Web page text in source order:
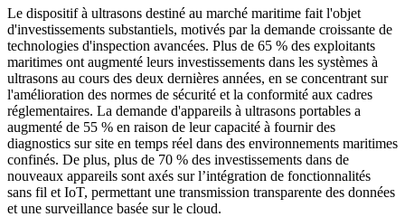
Le dispositif à ultrasons destiné au marché maritime fait l'objet
d'investissements substantiels, motivés par la demande croissante de
technologies d'inspection avancées. Plus de 65 % des exploitants
maritimes ont augmenté leurs investissements dans les systèmes à
ultrasons au cours des deux dernières années, en se concentrant sur
l'amélioration des normes de sécurité et la conformité aux cadres
réglementaires. La demande d'appareils à ultrasons portables a
augmenté de 55 % en raison de leur capacité à fournir des
diagnostics sur site en temps réel dans des environnements maritimes
confinés. De plus, plus de 70 % des investissements dans de
nouveaux appareils sont axés sur l’intégration de fonctionnalités
sans fil et IoT, permettant une transmission transparente des données
et une surveillance basée sur le cloud.